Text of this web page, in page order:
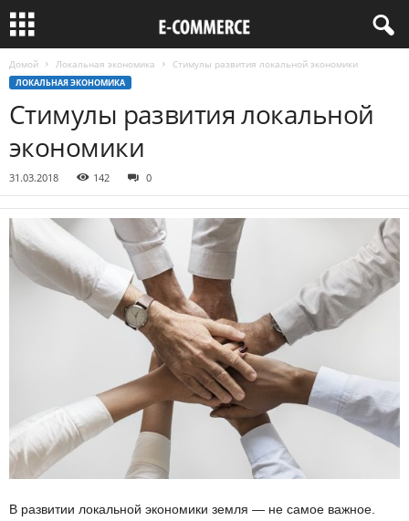
Домой Локальная экономика Стимулы развития локальной экономики
ЛОКАЛЬНАЯ ЭКОНОМИКА
Стимулы развития локальной
экономики
31.03.2018 142 0
В развитии локальной экономики земля — не самое важное.